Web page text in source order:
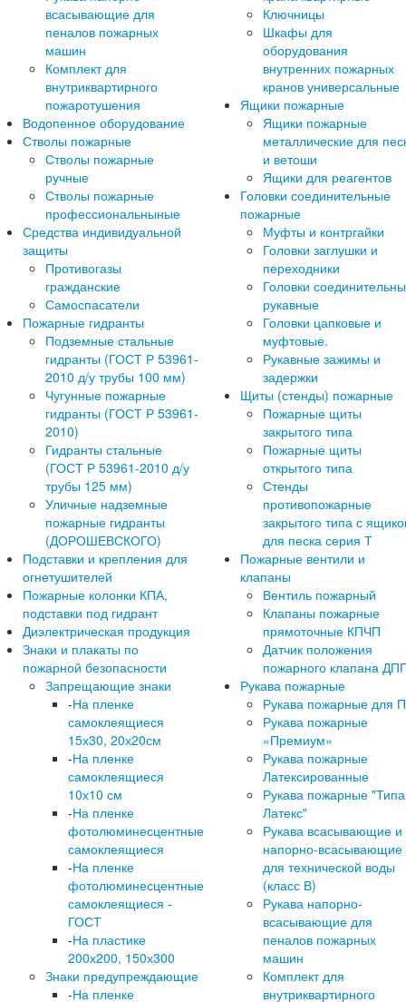
всасывающие для
пеналов пожарных
машин
Комплект для
внутриквартирного
пожаротушения
Водопенное оборудование
Стволы пожарные
Стволы пожарные
ручные
Стволы пожарные
профессиональныные
Средства индивидуальной
защиты
Противогазы
гражданские
Самоспасатели
Пожарные гидранты
Подземные стальные
гидранты (ГОСТ Р 53961-
2010 д/у трубы 100 мм)
Чугунные пожарные
гидранты (ГОСТ Р 53961-
2010)
Гидранты стальные
(ГОСТ Р 53961-2010 д/у
трубы 125 мм)
Уличные надземные
пожарные гидранты
(ДОРОШЕВСКОГО)
Подставки и крепления для
огнетушителей
Пожарные колонки КПА,
подставки под гидрант
Диэлектрическая продукция
Знаки и плакаты по
пожарной безопасности
Запрещающие знаки
-На пленке
самоклеящиеся
15х30, 20х20см
-На пленке
самоклеящиеся
10х10 см
-На пленке
фотолюминесцентные
самоклеящиеся
-На пленке
фотолюминесцентные
самоклеящиеся -
ГОСТ
-На пластике
200х200, 150х300
Знаки предупреждающие
-На пленке
Ключницы
Шкафы для
оборудования
внутренних пожарных
кранов универсальные
Ящики пожарные
Ящики пожарные
металлические для
и ветоши
Ящики для реагентов
Головки соединительные
пожарные
Муфты и контргайки
Головки заглушки и
переходники
Головки
рукавные
Головки цапковые и
муфтовые.
Рукавные зажимы и
задержки
Щиты (стенды) пожарные
Пожарные щиты
закрытого типа
Пожарные щиты
открытого типа
Стенды
противопожарные
закрытого типа с
для песка серия Т
Пожарные вентили и
клапаны
Вентиль пожарный
Клапаны пожарные
прямоточные КПЧП
Датчик положения
пожарного клапана
Рукава пожарные
Рукава пожарные для
Рукава пожарные
«Премиум»
Рукава пожарные
Латексированные
Рукава пожарные "Типа
Латекс"
Рукава всасывающие и
напорно-всасывающие
для технической воды
(класс В)
Рукава напорно-
всасывающие для
пеналов пожарных
машин
Комплект для
внутриквартирного